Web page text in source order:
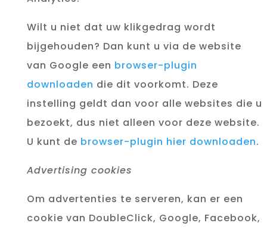
Wilt u niet dat uw klikgedrag wordt
bijgehouden? Dan kunt u via de website
van Google een browser-plugin
downloaden die dit voorkomt. Deze
instelling geldt dan voor alle websites die u
bezoekt, dus niet alleen voor deze website.
U kunt de browser-plugin hier downloaden.
Advertising cookies
Om advertenties te serveren, kan er een
cookie van DoubleClick, Google, Facebook,